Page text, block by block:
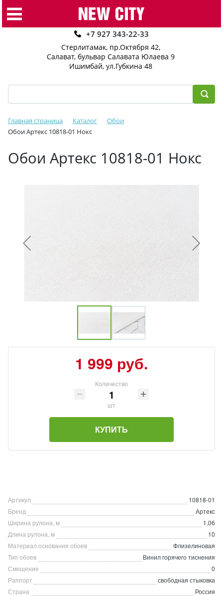
+7 927 343-22-33
Стерлитамак, пр.Октября 42,
Салават, бульвар Салавата Юлаева 9
Ишимбай, ул.Губкина 48
Главная страница Каталог
Обои
Обои Артекс 10818-01 Нокс
Обои Артекс 10818-01 Нокс
1 999 руб.
Количество
шт
КУПИТЬ
Артикул
10818-01
Бренд
Артекс
Ширина рулона, м
1.06
Длина рулона, м
10
Материал основания обоев
Флизелиновая
Тип обоев
Винил горячего тиснения
Смещение
0
Раппорт
свободная стыковка
Страна
Россия